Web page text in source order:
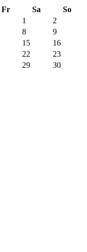
Fr Sa
So
1
2
8
9
15
16
22
23
29
30